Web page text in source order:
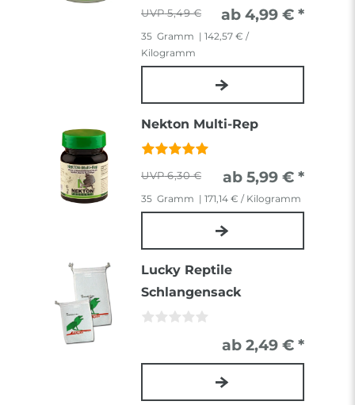
5,49 € ab 4,99 € *
35 Gramm | 142,57 € /
Kilogramm
Nekton Multi-Rep
6,30 € ab 5,99 € *
35 Gramm | 171,14 € / Kilogramm
Lucky Reptile
Schlangensack
ab 2,49 € *